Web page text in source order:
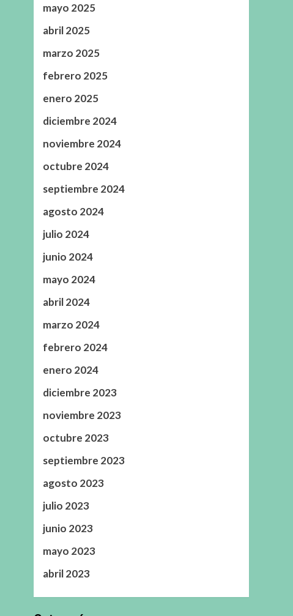
mayo 2025
abril 2025
marzo 2025
febrero 2025
enero 2025
diciembre 2024
noviembre 2024
octubre 2024
septiembre 2024
agosto 2024
julio 2024
junio 2024
mayo 2024
abril 2024
marzo 2024
febrero 2024
enero 2024
diciembre 2023
noviembre 2023
octubre 2023
septiembre 2023
agosto 2023
julio 2023
junio 2023
mayo 2023
abril 2023